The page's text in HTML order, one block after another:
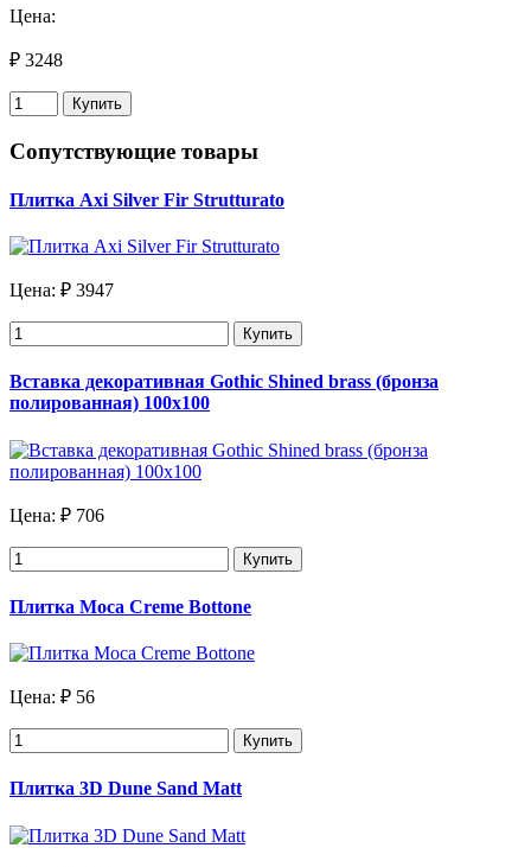
Цена:
₽ 3248
Купить
Сопутствующие товары
Плитка Axi Silver Fir Strutturato
Цена: ₽ 3947
Купить
Вставка декоративная Gothic Shined brass (бронза
полированная) 100х100
Цена: ₽ 706
Купить
Плитка Moca Creme Bottone
Цена: ₽ 56
Купить
Плитка 3D Dune Sand Matt